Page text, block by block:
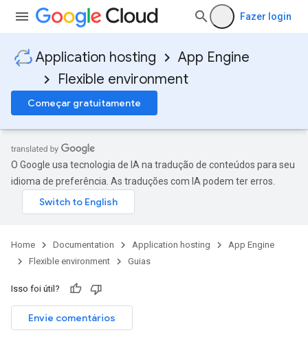
Fazer login
Application hosting
App Engine
Flexible environment
Começar gratuitamente
O Google usa tecnologia de IA na tradução de conteúdos para seu
idioma de preferência. As traduções com IA podem ter erros.
Home Documentation Application hosting
App Engine
Flexible environment
Guias
Isso foi útil?
Envie comentários